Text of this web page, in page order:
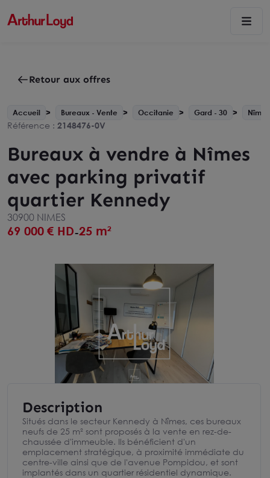
Retour aux offres
Accueil Bureaux - Vente Occitanie Gard - 30 Nîmes
Référence : 2148476-0V
Bureaux à vendre à Nîmes
avec parking privatif
quartier Kennedy
30900 NIMES
69 000 € HD-25 m²
Description
Situés dans le secteur Kennedy à Nîmes, ces bureaux
neufs de 25 m² sont proposés à la vente en rez-de-
chaussée d'immeuble. Ils bénéficient d'un
emplacement stratégique, à proximité immédiate du
centre-ville ainsi que de l'avenue Pompidou, et sont
implantés dans un quartier résidentiel dynamique.